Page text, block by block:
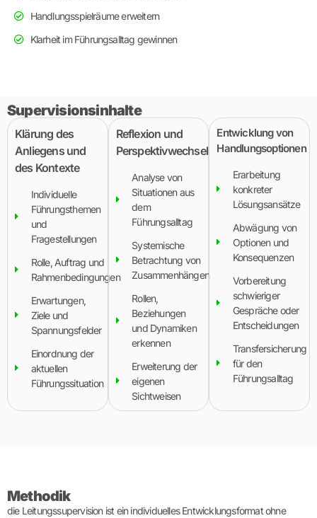
Handlungsspielräume erweitern
Klarheit im Führungsalltag gewinnen
Supervisionsinhalte
Klärung des
Anliegens und
des Kontexte
Individuelle
Führungsthemen
und
Fragestellungen
Rolle, Auftrag und
Rahmenbedingungen
Erwartungen,
Ziele und
Spannungsfelder
Einordnung der
aktuellen
Führungssituation
Reflexion und
Perspektivwechsel
Analyse von
Situationen aus
dem
Führungsalltag
Systemische
Betrachtung von
Zusammenhängen
Rollen,
Beziehungen
und Dynamiken
erkennen
Erweiterung der
eigenen
Sichtweisen
Entwicklung von
Handlungsoptionen
Erarbeitung
konkreter
Lösungsansätze
Abwägung von
Optionen und
Konsequenzen
Vorbereitung
schwieriger
Gespräche oder
Entscheidungen
Transfersicherung
für den
Führungsalltag
Methodik
die Leitungssupervision ist ein individuelles Entwicklungsformat ohne